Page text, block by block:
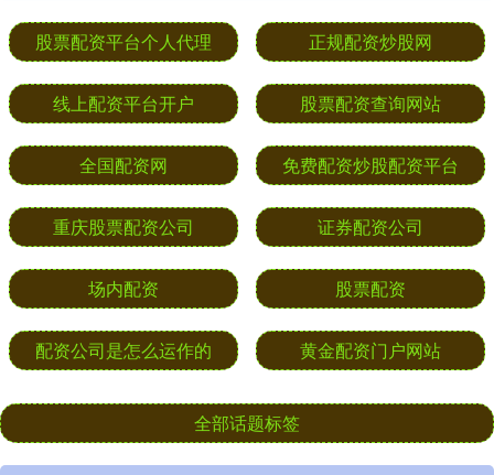
股票配资平台个人代理 正规配资炒股网
线上配资平台开户 股票配资查询网站
全国配资网 免费配资炒股配资平台
重庆股票配资公司 证券配资公司
场内配资 股票配资
配资公司是怎么运作的 黄金配资门户网站
全部话题标签